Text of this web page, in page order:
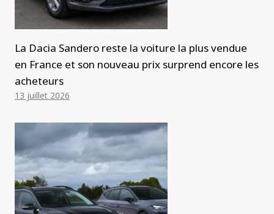
La Dacia Sandero reste la voiture la plus vendue
en France et son nouveau prix surprend encore les
acheteurs
13 juillet 2026